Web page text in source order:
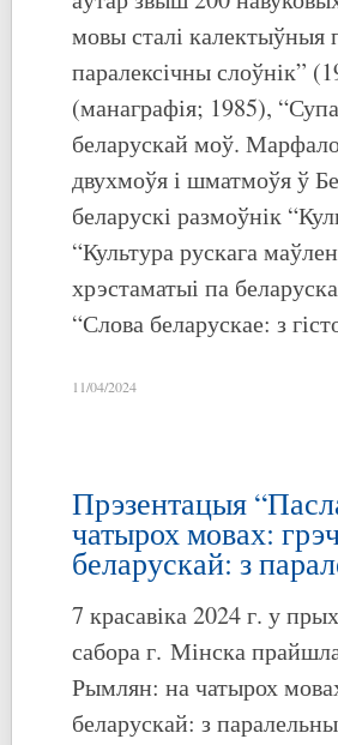
мовы сталі калектыўныя
паралексічны слоўнік”
(манаграфія; 1985),
беларускай моў.
двухмоўя і шматмоўя ў
беларускі размоўнік
“Культура рускага
хрэстаматыі па
“Слова беларускае: з
11/04/2024
Прэзентацыя
чатырох мовах:
беларускай: з
7 красавіка 2024 г. у
сабора г. Мінска
Рымлян: на чатырох
беларускай: з